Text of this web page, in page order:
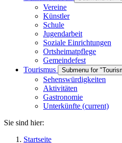
Vereine
Künstler
Schule
Jugendarbeit
Soziale Einrichtungen
Ortsheimatpflege
Gemeindefest
Tourismus
Submenu for
Sehenswürdigkeiten
Aktivitäten
Gastronomie
Unterkünfte (current)
Sie sind hier:
Startseite